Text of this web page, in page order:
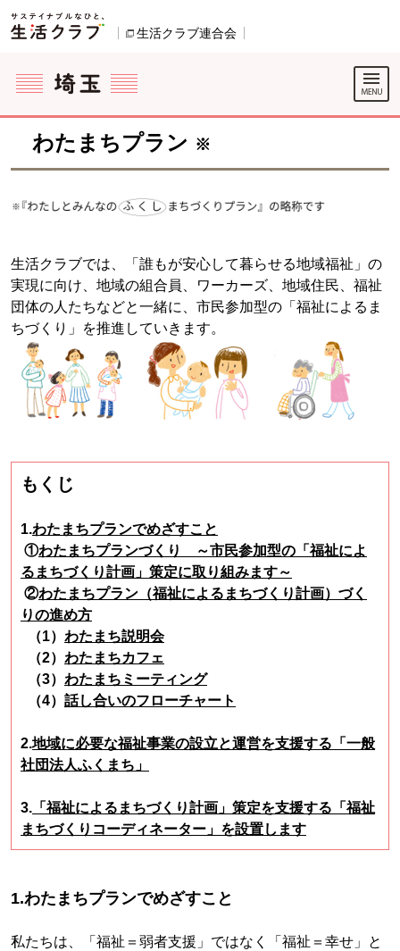
ページの先頭です。
生活クラブ連合会
ここからサイト内共通メニューです。
サイト内共通メニューをスキップする
サイト内共通メニューここまで。
わたまちプラン ※
生活クラブでは、「誰もが安心して暮らせる地域福祉」の
実現に向け、地域の組合員、ワーカーズ、地域住民、福祉
団体の人たちなどと一緒に、市民参加型の「福祉によるま
ちづくり」を推進していきます。
もくじ
1.わたまちプランでめざすこと
①わたまちプランづくり ～市民参加型の「福祉によ
るまちづくり計画」策定に取り組みます～
②わたまちプラン（福祉によるまちづくり計画）づく
りの進め方
（1） わたまち説明会
（2） わたまちカフェ
（3） わたまちミーティング
（4） 話し合いのフローチャート
2.地域に必要な福祉事業の設立と運営を支援する「一般
社団法人ふくまち」
3. 「福祉によるまちづくり計画」策定を支援する「福祉
まちづくりコーディネーター」を設置します
1.わたまちプランでめざすこと
私たちは、「福祉＝弱者支援」ではなく「福祉＝幸せ」と